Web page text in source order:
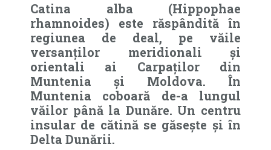
Catina alba (Hippophae
rhamnoides) este răspândită în
regiunea de deal, pe văile
versanţilor meridionali şi
orientali ai Carpaţilor din
Muntenia şi Moldova. În
Muntenia coboară de-a lungul
văilor până la Dunăre. Un centru
insular de cătină se găseşte şi în
Delta Dunării.